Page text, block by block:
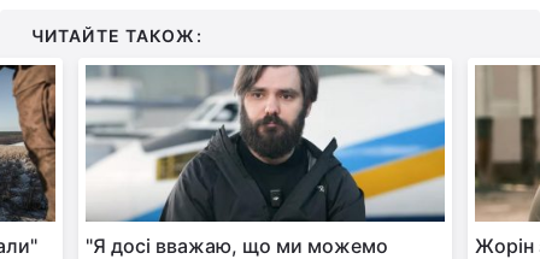
ЧИТАЙТЕ ТАКОЖ:
"Я досі вважаю, що ми можемо
Жорін